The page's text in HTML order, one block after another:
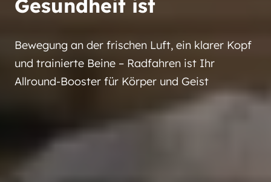
Gesundheit ist
Bewegung an der frischen Luft, ein klarer Kopf
und trainierte Beine – Radfahren ist Ihr
Allround-Booster für Körper und Geist